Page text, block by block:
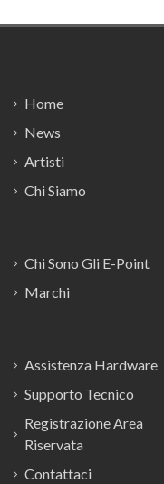
Home
News
Artisti
Chi Siamo
Chi Sono Gli E-Point
Marchi
Assistenza Hardware
Supporto Tecnico
Registrazione Area
Riservata
Contattaci